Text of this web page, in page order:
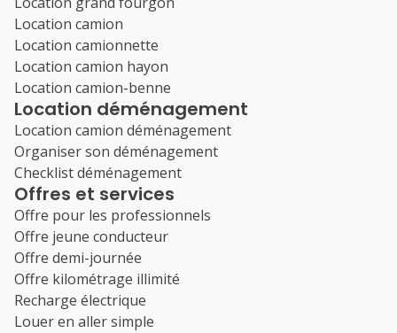
Location camion
Location camionnette
Location camion hayon
Location camion-benne
Location déménagement
Location camion déménagement
Organiser son déménagement
Checklist déménagement
Offres et services
Offre pour les professionnels
Offre jeune conducteur
Offre demi-journée
Offre kilométrage illimité
Recharge électrique
Louer en aller simple